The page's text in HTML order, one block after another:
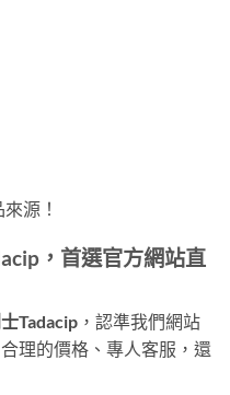
源！
，首選官方網站直
Tadacip ，認準我們網站
理的價格、專人客服，還